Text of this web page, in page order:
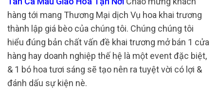
hàng tới mang Thương Mại dịch Vụ hoa khai trương
thành lập giá bèo của chúng tôi. Chúng chúng tôi
hiểu đúng bản chất vấn đề khai trương mở bán 1 cửa
hàng hay doanh nghiệp thế hệ là một event đặc biệt,
& 1 bó hoa tươi sáng sẽ tạo nên ra tuyệt vời có lợi &
đánh dấu sự kiện nè.